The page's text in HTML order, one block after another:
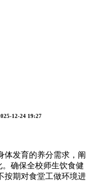
12-24 19:27
发育的养分需求，阐
。确保全校师生饮食健
按期对食堂工做环境进